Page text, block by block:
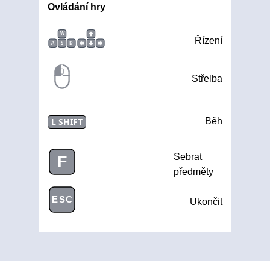
Ovládání hry
W
A
S D Řízení
Střelba
L SHIFT Běh
F
Sebrat
předměty
ESC Ukončit